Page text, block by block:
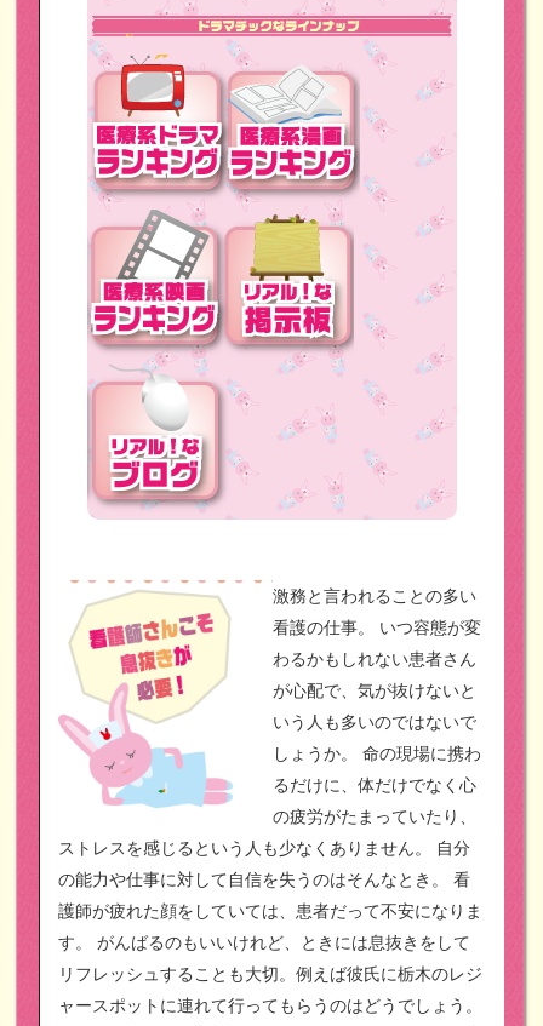
激務と言われることの多い
看護の仕事。
いつ容態が変
わるかもしれない患者さん
が心配で、気が抜けないと
いう人も多いのではないで
しょうか。
命の現場に携わ
るだけに、体だけでなく心
の疲労がたまっていたり、
ストレスを感じるという人も少なくありません。
自分
の能力や仕事に対して自信を失うのはそんなとき。
看
護師が疲れた顔をしていては、患者だって不安になりま
す。
がんばるのもいいけれど、ときには息抜きをして
リフレッシュすることも大切。例えば彼氏に栃木のレジ
ャースポットに連れて行ってもらうのはどうでしょう。